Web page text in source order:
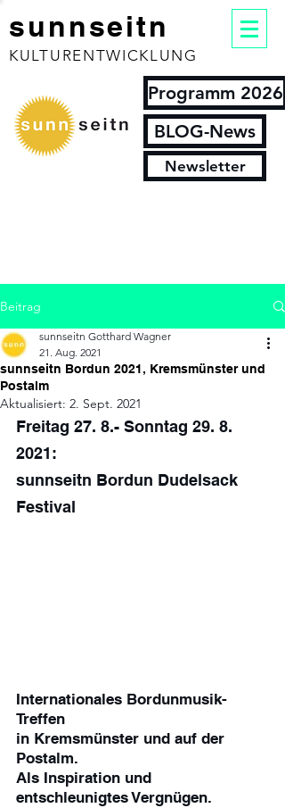
sunnseitn
KULTURENTWICKLUNG
Programm 2026
BLOG-News
Newsletter
Beitrag
sunnseitn Bordun 2021, Kremsmünster und
Postalm
sunnseitn Gotthard Wagner
21. Aug. 2021
Aktualisiert: 2. Sept. 2021
Freitag 27. 8.- Sonntag 29. 8.
2021:
sunnseitn Bordun Dudelsack
Festival
Internationales Bordunmusik-
Treffen
in Kremsmünster und auf der
Postalm.
Als Inspiration und
entschleunigtes Vergnügen.